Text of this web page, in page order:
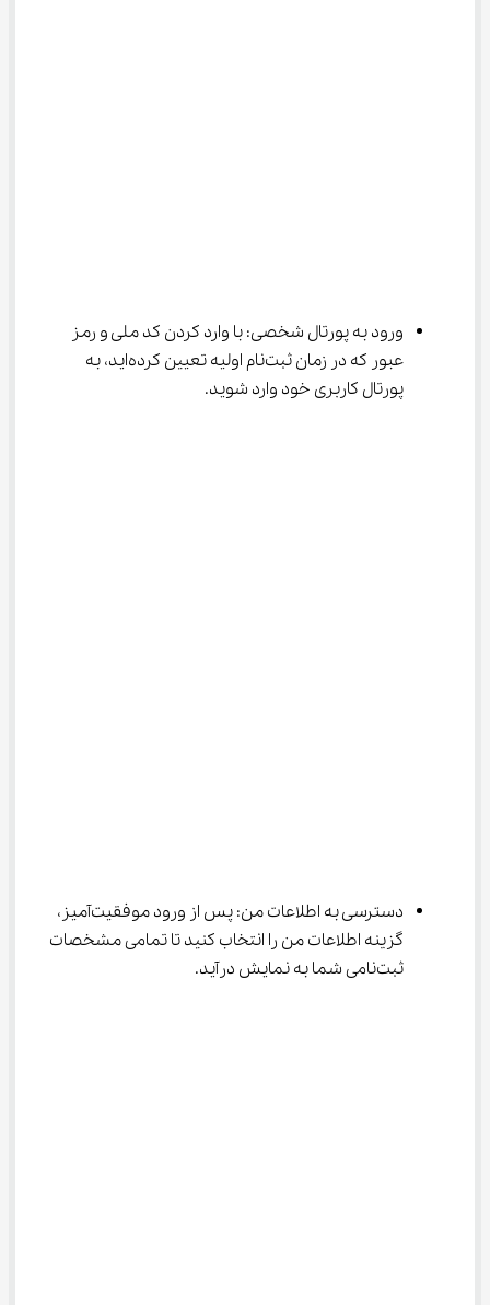
ورود به پورتال شخصی: با وارد کردن کد ملی و رمز
عبور که در زمان ثبت‌نام اولیه تعیین کرده‌اید، به
پورتال کاربری خود وارد شوید.
دسترسی به اطلاعات من: پس از ورود موفقیت‌آمیز،
گزینه اطلاعات من را انتخاب کنید تا تمامی مشخصات
ثبت‌نامی شما به نمایش درآید.